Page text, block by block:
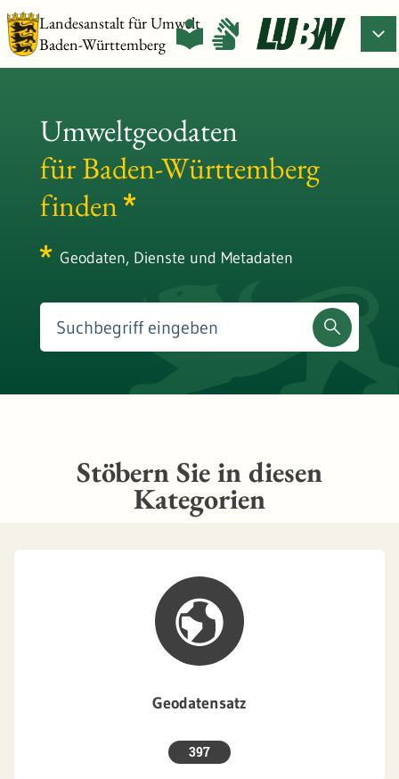
Landesanstalt für Umwelt
Baden-Württemberg
Umweltgeodaten
für Baden-Württemberg
finden
Geodaten, Dienste und Metadaten
Stöbern Sie in diesen
Kategorien
Geodatensatz
397